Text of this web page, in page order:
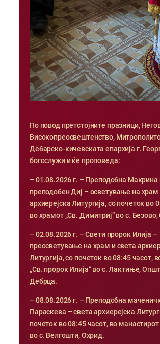
По повод претстојните празници,
Високопреосвештенство,
Дебарско-кичевската епархија г.
богослужи и ќе проповеда:
– 01.08.2026 г. – Преподобна Макрина
преподобен Диј – осветување на храм
архиерејска Литургија, со почеток во
во храмот „Св. Димитриј“ во с. Безово,
– 02.08.2026 г. – Свети пророк Илија –
преосветување на храм и света
Литургија, со почеток во 08:45 часот,
„Св. пророк Илија“ во с. Лактиње,
Дебрца.
– 08.08.2026 г. – Преподобна
Параскева – света архиерејска
почеток во 08:45 часот, во манастирот
во с. Велгошти, Охрид.